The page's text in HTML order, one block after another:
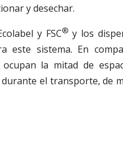
y desechar.
y FSC® y los
este sistema. En
la mitad de
el transporte, de